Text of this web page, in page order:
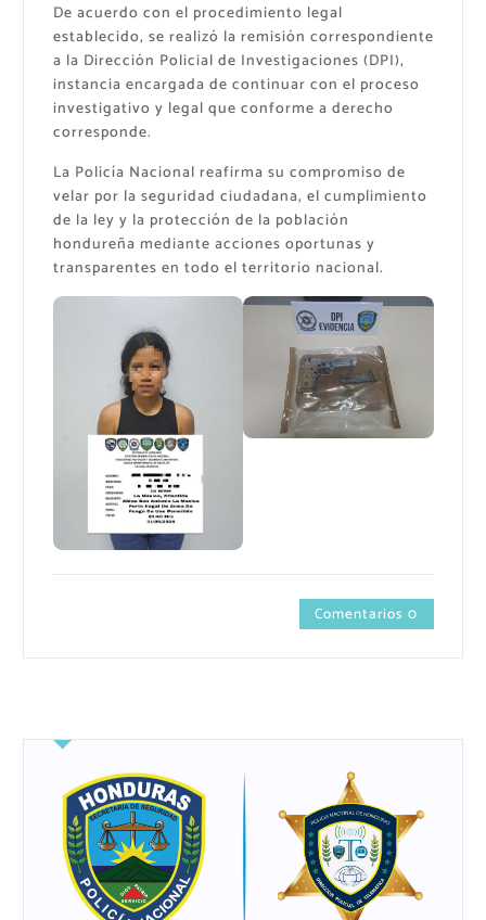
De acuerdo con el procedimiento legal
establecido, se realizó la remisión correspondiente
a la Dirección Policial de Investigaciones (DPI),
instancia encargada de continuar con el proceso
investigativo y legal que conforme a derecho
corresponde.
La Policía Nacional reafirma su compromiso de
velar por la seguridad ciudadana, el cumplimiento
de la ley y la protección de la población
hondureña mediante acciones oportunas y
transparentes en todo el territorio nacional.
Comentarios 0